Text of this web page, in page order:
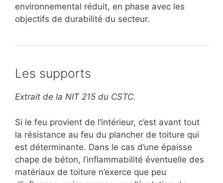
environnemental réduit, en phase avec les
objectifs de durabilité du secteur.
Les supports
Extrait de la NIT 215 du CSTC.
Si le feu provient de l’intérieur, c’est avant tout
la résistance au feu du plancher de toiture qui
est déterminante. Dans le cas d’une épaisse
chape de béton, l’inflammabilité éventuelle des
matériaux de toiture n’exerce que peu